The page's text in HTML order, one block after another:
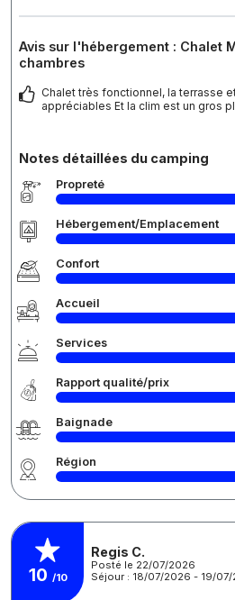
Avis sur l'hébergement : Chalet
chambres
Chalet très fonctionnel, la terrasse
appréciables Et la clim est un gros
Notes détaillées du camping
Propreté
Hébergement/Emplacement
Confort
Accueil
Services
Rapport qualité/prix
Baignade
Région
10 /10
Regis C.
Posté le 22/07/2026
Séjour : 18/07/2026 - 19/